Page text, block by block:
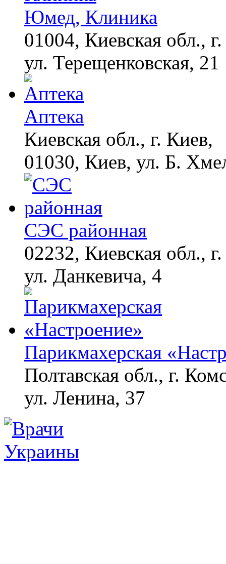
Юмед, Клиника
01004, Киевская обл.,
ул. Терещенковская, 21
Аптека
Киевская обл., г. Киев,
01030, Киев, ул. Б.
СЭС районная
02232, Киевская обл.,
ул. Данкевича, 4
Парикмахерская
Полтавская обл., г.
ул. Ленина, 37